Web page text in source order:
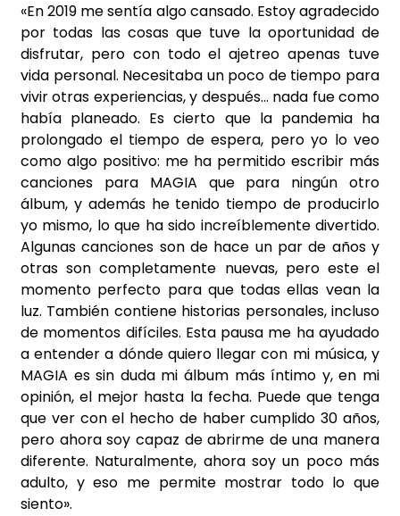
«En 2019 me sentía algo cansado. Estoy agradecido
por todas las cosas que tuve la oportunidad de
disfrutar, pero con todo el ajetreo apenas tuve
vida personal. Necesitaba un poco de tiempo para
vivir otras experiencias, y después… nada fue como
había planeado. Es cierto que la pandemia ha
prolongado el tiempo de espera, pero yo lo veo
como algo positivo: me ha permitido escribir más
canciones para MAGIA que para ningún otro
álbum, y además he tenido tiempo de producirlo
yo mismo, lo que ha sido increíblemente divertido.
Algunas canciones son de hace un par de años y
otras son completamente nuevas, pero este el
momento perfecto para que todas ellas vean la
luz. También contiene historias personales, incluso
de momentos difíciles. Esta pausa me ha ayudado
a entender a dónde quiero llegar con mi música, y
MAGIA es sin duda mi álbum más íntimo y, en mi
opinión, el mejor hasta la fecha. Puede que tenga
que ver con el hecho de haber cumplido 30 años,
pero ahora soy capaz de abrirme de una manera
diferente. Naturalmente, ahora soy un poco más
adulto, y eso me permite mostrar todo lo que
siento».